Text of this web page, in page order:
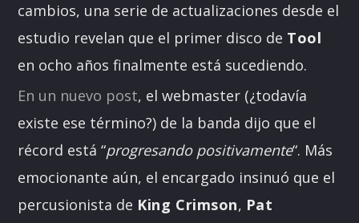
cambios, una serie de actualizaciones desde el
estudio revelan que el primer disco de Tool
en ocho años finalmente está sucediendo.
En un nuevo post, el webmaster (¿todavía
existe ese término?) de la banda dijo que el
récord está “progresando positivamente“. Más
emocionante aún, el encargado insinuó que el
percusionista de King Crimson, Pat